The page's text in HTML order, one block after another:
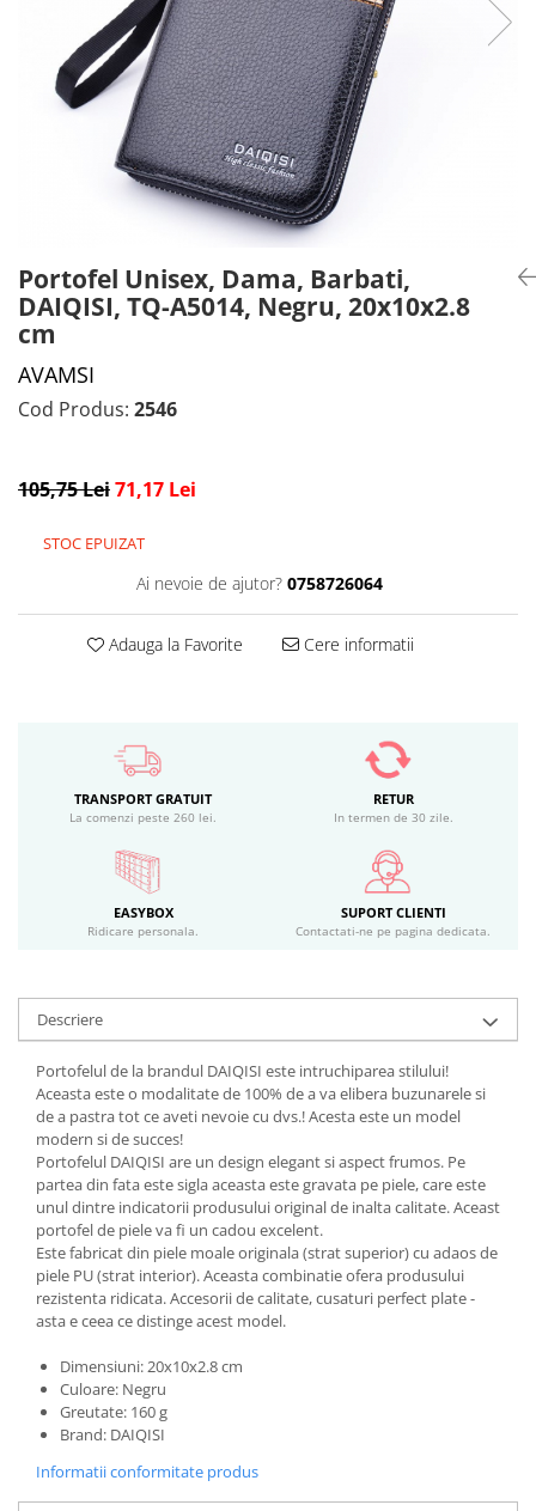
CADOU NAȘI
BRATARI DAMĂ
PORTOFELE DAMĂ
GENTI DAMĂ
RUCSACURI DAMĂ
Portofel Unisex, Dama, Barbati,
DAIQISI, TQ-A5014, Negru, 20x10x2.8
cm
AVAMSI
Cod Produs: 2546
105,75 Lei71,17 Lei
STOC EPUIZAT
Ai nevoie de ajutor? 0758726064
Adauga la Favorite Cere informatii
TRANSPORT GRATUIT
La comenzi peste 260 lei.
RETUR
In termen de 30 zile.
EASYBOX
Ridicare personala.
SUPORT CLIENTI
Contactati-ne pe pagina dedicata.
Descriere
Portofelul de la brandul DAIQISI este intruchiparea stilului!
Aceasta este o modalitate de 100% de a va elibera buzunarele si
de a pastra tot ce aveti nevoie cu dvs.! Acesta este un model
modern si de succes!
Portofelul DAIQISI are un design elegant si aspect frumos. Pe
partea din fata este sigla aceasta este gravata pe piele, care este
unul dintre indicatorii produsului original de inalta calitate. Aceast
portofel de piele va fi un cadou excelent.
Este fabricat din piele moale originala (strat superior) cu adaos de
piele PU (strat interior). Aceasta combinatie ofera produsului
rezistenta ridicata. Accesorii de calitate, cusaturi perfect plate -
asta e ceea ce distinge acest model.
Dimensiuni: 20x10x2.8 cm
Culoare: Negru
Greutate: 160 g
Brand: DAIQISI
Informatii conformitate produs